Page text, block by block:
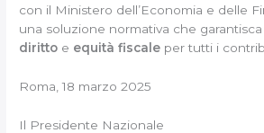
con il Ministero dell’Economia e delle
una soluzione normativa che garantisca
diritto e equità fiscale per tutti i
Roma, 18 marzo 2025
Il Presidente Nazionale